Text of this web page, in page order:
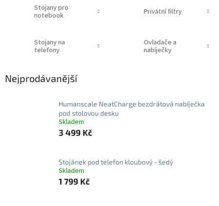
Stojany pro
notebook
Privátní filtry
Stojany na
telefony
Ovladače a
nabíječky
Nejprodávanější
Humanscale NeatCharge bezdrátová nabíječka
pod stolovou desku
Skladem
3 499 Kč
Stojánek pod telefon kloubový - šedý
Skladem
1 799 Kč